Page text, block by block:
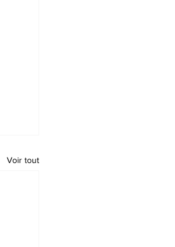
Voir tout